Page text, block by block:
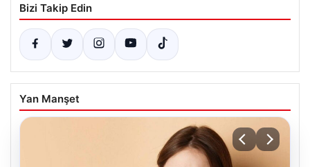
Bizi Takip Edin
Yan Manşet